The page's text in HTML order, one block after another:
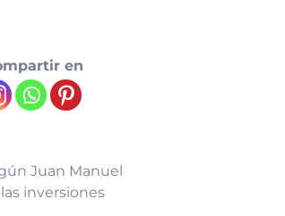
en
Juan Manuel
inversiones